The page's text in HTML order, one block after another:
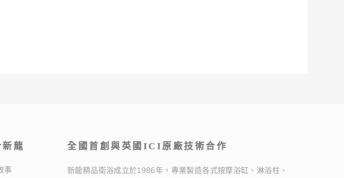
新龍
事
全國首創與英國ICI原廠技術合作
新龍精品衛浴成立於1986年，專業製造各式按摩浴缸、淋浴柱、